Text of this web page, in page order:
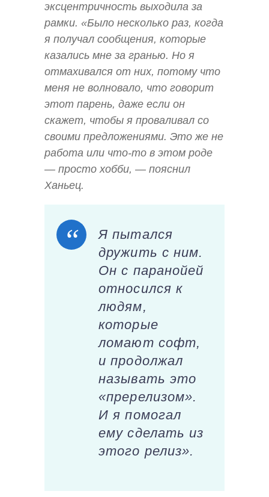
эксцентричность выходила за
рамки. «Было несколько раз, когда
я получал сообщения, которые
казались мне за гранью. Но я
отмахивался от них, потому что
меня не волновало, что говорит
этот парень, даже если он
скажет, чтобы я проваливал со
своими предложениями. Это же не
работа или что-то в этом роде
— просто хобби, — пояснил
Ханьец.
Я пытался
дружить с ним.
Он с паранойей
относился к
людям,
которые
ломают софт,
и продолжал
называть это
«пререлизом».
И я помогал
ему сделать из
этого релиз».